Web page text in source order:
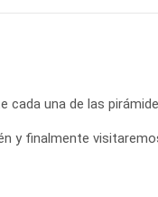
cada una de las
y finalmente